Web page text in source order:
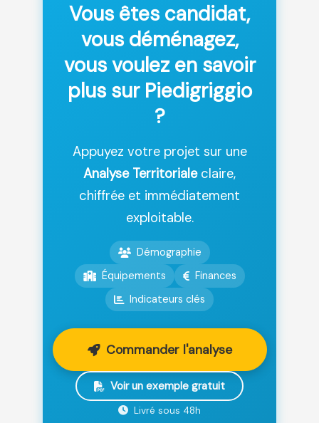
Vous êtes candidat,
vous déménagez,
vous voulez en savoir
plus sur Piedigriggio
?
Appuyez votre projet sur une
Analyse Territorialeclaire,
chiffrée et immédiatement
exploitable.
Démographie
Équipements
Finances
Indicateurs clés
Commander l'analyse
Voir un exemple gratuit
Livré sous 48h